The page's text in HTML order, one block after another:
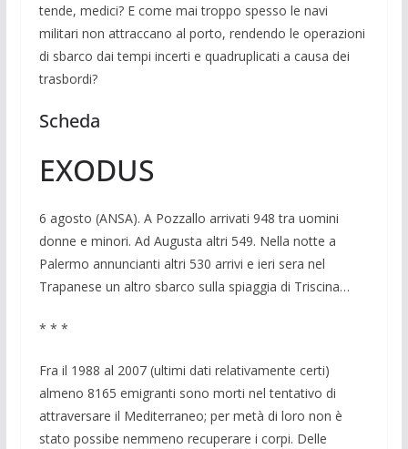
tende, medici? E come mai troppo spesso le navi
militari non attraccano al porto, rendendo le operazioni
di sbarco dai tempi incerti e quadruplicati a causa dei
trasbordi?
Scheda
EXODUS
6 agosto (ANSA). A Pozzallo arrivati 948 tra uomini
donne e minori. Ad Augusta altri 549. Nella notte a
Palermo annuncianti altri 530 arrivi e ieri sera nel
Trapanese un altro sbarco sulla spiaggia di Triscina…
* * *
Fra il 1988 al 2007 (ultimi dati relativa­mente certi)
almeno 8165 emigranti sono morti nel tentativo di
attraversare il Mediter­raneo; per metà di loro non è
stato possibe nemmeno recuperare i corpi. Delle